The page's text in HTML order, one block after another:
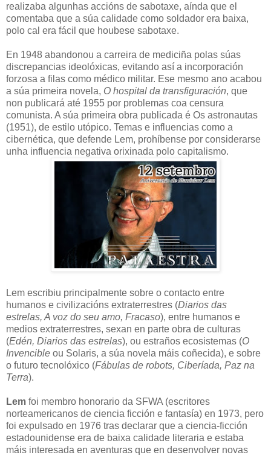
realizaba algunhas accións de sabotaxe, aínda que el
comentaba que a súa calidade como soldador era baixa,
polo cal era fácil que houbese sabotaxe.
En 1948 abandonou a carreira de mediciña polas súas
discrepancias ideolóxicas, evitando así a incorporación
forzosa a filas como médico militar. Ese mesmo ano acabou
a súa primeira novela, O hospital da transfiguración, que
non publicará até 1955 por problemas coa censura
comunista. A súa primeira obra publicada é Os astronautas
(1951), de estilo utópico. Temas e influencias como a
cibernética, que defende Lem, prohíbense por considerarse
unha influencia negativa orixinada polo capitalismo.
Lem escribiu principalmente sobre o contacto entre
humanos e civilizacións extraterrestres (Diarios das
estrelas, A voz do seu amo, Fracaso), entre humanos e
medios extraterrestres, sexan en parte obra de culturas
(Edén, Diarios das estrelas), ou estraños ecosistemas (O
Invencible ou Solaris, a súa novela máis coñecida), e sobre
o futuro tecnolóxico (Fábulas de robots, Ciberíada, Paz na
Terra).
Lem foi membro honorario da SFWA (escritores
norteamericanos de ciencia ficción e fantasía) en 1973, pero
foi expulsado en 1976 tras declarar que a ciencia-ficción
estadounidense era de baixa calidade literaria e estaba
máis interesada en aventuras que en desenvolver novas